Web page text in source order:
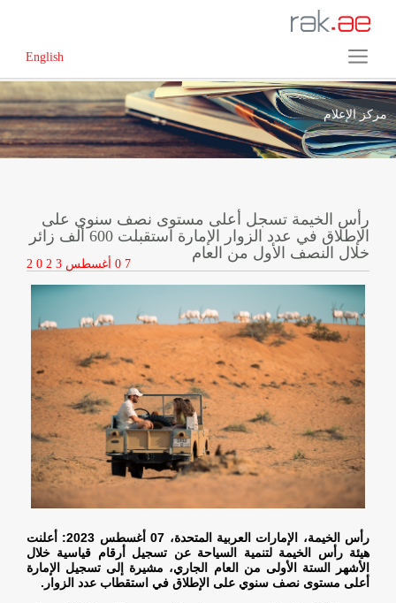
English
مركز الإعلام
رأس الخيمة تسجل أعلى مستوى نصف سنوي على
الإطلاق في عدد الزوار الإمارة استقبلت 600 ألف زائر
خلال النصف الأول من العام
2 0 2 3 0 7
رأس الخيمة، الإمارات العربية المتحدة، 07 أغسطس 2023: أعلنت
هيئة رأس الخيمة لتنمية السياحة عن تسجيل أرقام قياسية خلال
الأشهر الستة الأولى من العام الجاري، مشيرة إلى تسجيل الإمارة
أعلى مستوى نصف سنوي على الإطلاق في استقطاب عدد الزوار .